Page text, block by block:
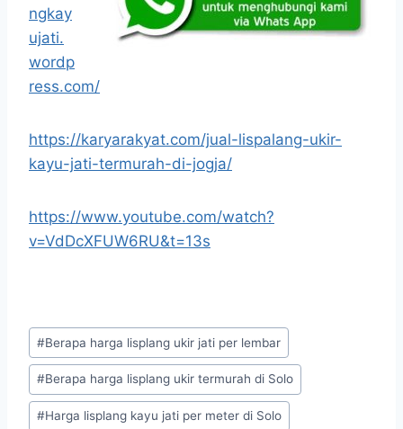
ngkay
ujati.
wordp
ress.com/
https://karyarakyat.com/jual-lispalang-ukir-
kayu-jati-termurah-di-jogja/
https://www.youtube.com/watch?
v=VdDcXFUW6RU&t=13s
#Berapa harga lisplang ukir jati per lembar
#Berapa harga lisplang ukir termurah di Solo
#Harga lisplang kayu jati per meter di Solo